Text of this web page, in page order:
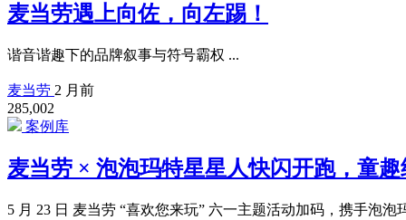
麦当劳遇上向佐，向左踢！
谐音谐趣下的品牌叙事与符号霸权 ...
麦当劳 2 月前
285,002
案例库
麦当劳 × 泡泡玛特星星人快闪开跑，童
5 月 23 日 麦当劳 “喜欢您来玩” 六一主题活动加码，携手泡